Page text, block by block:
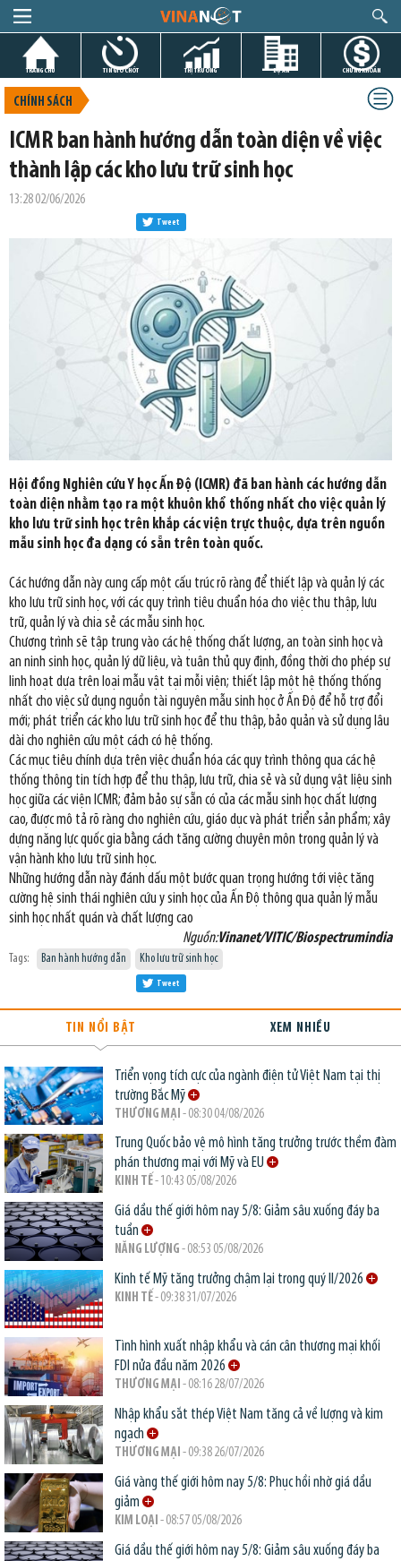
TRANG CHỦ TIN GIỜ CHÓT THỊ TRƯỜNG DỰ ÁN CHỨNG KHOÁN
CHÍNH SÁCH
ICMR ban hành hướng dẫn toàn diện về việc
thành lập các kho lưu trữ sinh học
13:28 02/06/2026
Tweet
Hội đồng Nghiên cứu Y học Ấn Độ (ICMR) đã ban hành các hướng dẫn
toàn diện nhằm tạo ra một khuôn khổ thống nhất cho việc quản lý
kho lưu trữ sinh học trên khắp các viện trực thuộc, dựa trên nguồn
mẫu sinh học đa dạng có sẵn trên toàn quốc.
Các hướng dẫn này cung cấp một cấu trúc rõ ràng để thiết lập và quản lý các
kho lưu trữ sinh học, với các quy trình tiêu chuẩn hóa cho việc thu thập, lưu
trữ, quản lý và chia sẻ các mẫu sinh học.
Chương trình sẽ tập trung vào các hệ thống chất lượng, an toàn sinh học và
an ninh sinh học, quản lý dữ liệu, và tuân thủ quy định, đồng thời cho phép sự
linh hoạt dựa trên loại mẫu vật tại mỗi viện; thiết lập một hệ thống thống
nhất cho việc sử dụng nguồn tài nguyên mẫu sinh học ở Ấn Độ để hỗ trợ đổi
mới; phát triển các kho lưu trữ sinh học để thu thập, bảo quản và sử dụng lâu
dài cho nghiên cứu một cách có hệ thống.
Các mục tiêu chính dựa trên việc chuẩn hóa các quy trình thông qua các hệ
thống thông tin tích hợp để thu thập, lưu trữ, chia sẻ và sử dụng vật liệu sinh
học giữa các viện ICMR; đảm bảo sự sẵn có của các mẫu sinh học chất lượng
cao, được mô tả rõ ràng cho nghiên cứu, giáo dục và phát triển sản phẩm; xây
dựng năng lực quốc gia bằng cách tăng cường chuyên môn trong quản lý và
vận hành kho lưu trữ sinh học.
Những hướng dẫn này đánh dấu một bước quan trọng hướng tới việc tăng
cường hệ sinh thái nghiên cứu y sinh học của Ấn Độ thông qua quản lý mẫu
sinh học nhất quán và chất lượng cao
Nguồn:Vinanet/VITIC/Biospectrumindia
Tags: Ban hành hướng dẫn Kho lưu trữ sinh học
Tweet
TIN NỔI BẬT XEM NHIỀU
Triển vọng tích cực của ngành điện tử Việt Nam tại thị
trường Bắc Mỹ
THƯƠNG MẠI - 08:30 04/08/2026
Trung Quốc bảo vệ mô hình tăng trưởng trước thềm đàm
phán thương mại với Mỹ và EU
KINH TẾ- 10:43 05/08/2026
Giá dầu thế giới hôm nay 5/8: Giảm sâu xuống đáy ba
tuần
NĂNG LƯỢNG - 08:53 05/08/2026
Kinh tế Mỹ tăng trưởng chậm lại trong quý II/2026
KINH TẾ- 09:38 31/07/2026
Tình hình xuất nhập khẩu và cán cân thương mại khối
FDI nửa đầu năm 2026
THƯƠNG MẠI - 08:16 28/07/2026
Nhập khẩu sắt thép Việt Nam tăng cả về lượng và kim
ngạch
THƯƠNG MẠI - 09:38 26/07/2026
Giá vàng thế giới hôm nay 5/8: Phục hồi nhờ giá dầu
giảm
KIM LOẠI - 08:57 05/08/2026
Giá dầu thế giới hôm nay 5/8: Giảm sâu xuống đáy ba